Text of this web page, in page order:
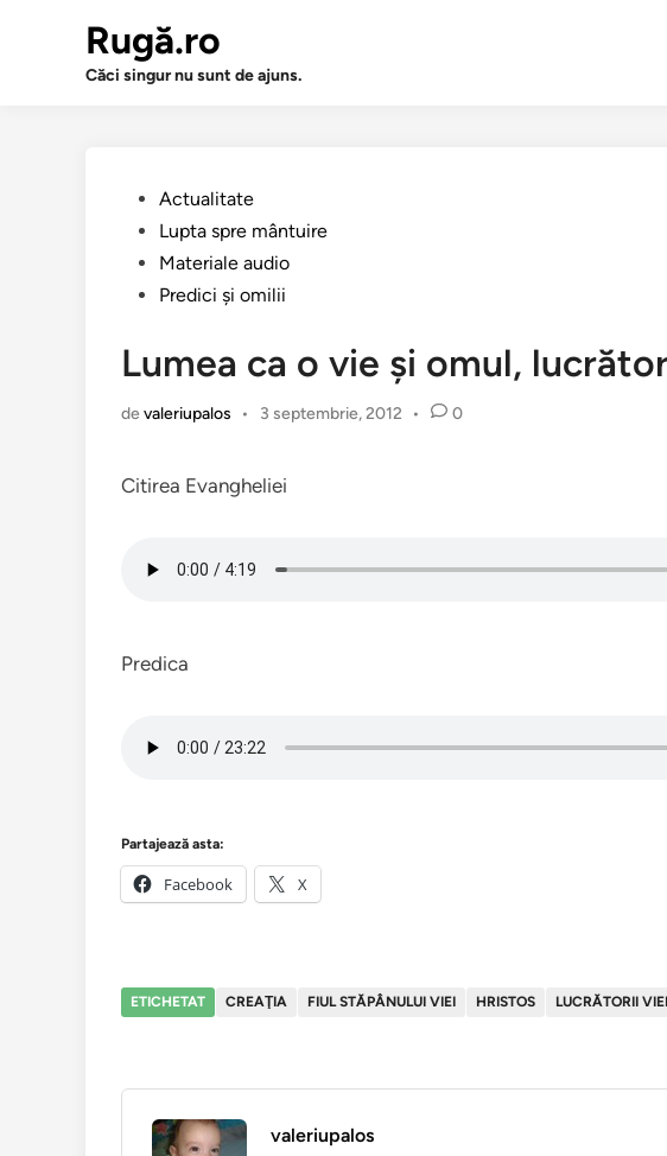
Rugă.ro
Căci singur nu sunt de ajuns.
PublicatActualitate
Lupta spre mântuire
Materiale audio
Predici şi omilii
Lumea ca o vie şi omul,
devaleriupalos • 3 septembrie, 2012 • 0
Citirea Evangheliei
Predica
Partajează asta:
Facebook X
ETICHETAT CREAŢIA FIUL STĂPÂNULUI VIEI HRISTOS LUCRĂTORII VIEI
valeriupalos